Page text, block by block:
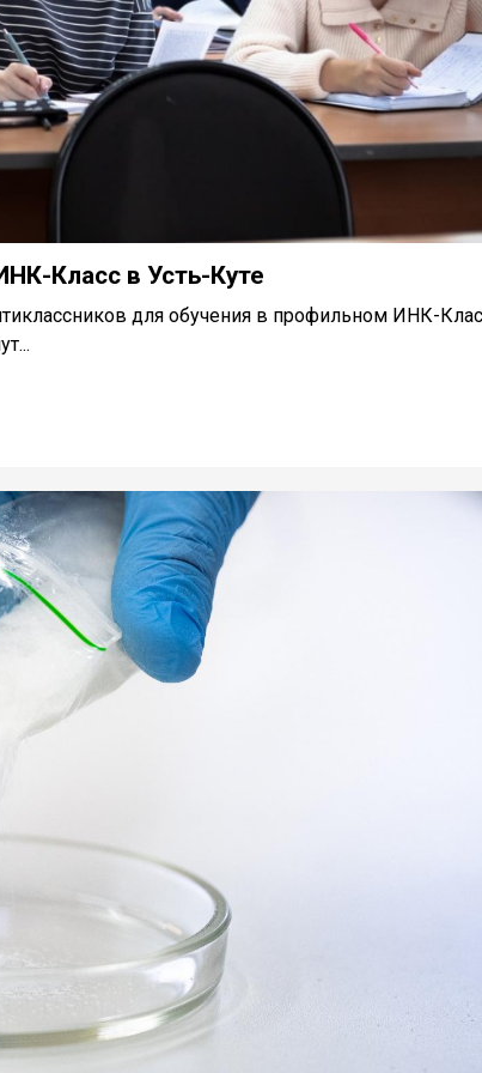
Класс в Усть-Куте
для обучения в профильном ИНК-